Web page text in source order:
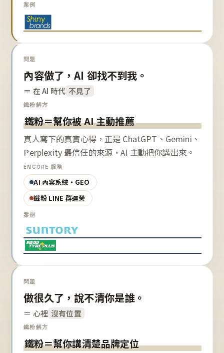
案例
問題
內容做了，AI 卻找不到我。
＝ 在 AI 時代 不見了
鐵粉解方
鐵粉＝幫你被 AI 主動推薦
真人寫下的真實心得，正是 ChatGPT、Gemini、
Perplexity 最信任的來源，AI 主動把你講出來。
ENCORE 服務
AI 內容系統・GEO
鐵粉 LINE 群運營
案例
問題
做很久了，說不清你是誰。
＝ 心裡 沒有位置
鐵粉解方
鐵粉＝幫你講清楚品牌定位